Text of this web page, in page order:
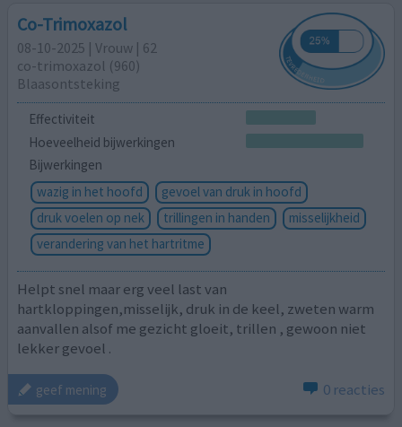
Co-Trimoxazol
08-10-2025 | Vrouw | 62
co-trimoxazol (960)
Blaasontsteking
Effectiviteit
Hoeveelheid bijwerkingen
Bijwerkingen
wazig in het hoofd
gevoel van druk in hoofd
druk voelen op nek
trillingen in handen
misselijkheid
verandering van het hartritme
Helpt snel maar erg veel last van
hartkloppingen,misselijk, druk in de keel, zweten warm
aanvallen alsof me gezicht gloeit, trillen , gewoon niet
lekker gevoel .
geef mening 0 reacties